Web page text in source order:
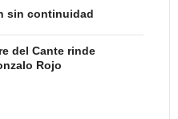
sin continuidad
del Cante rinde
Rojo